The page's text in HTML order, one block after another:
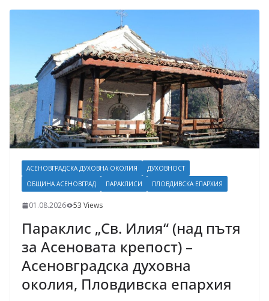
АСЕНОВГРАДСКА ДУХОВНА ОКОЛИЯ
ДУХОВНОСТ
ОБЩИНА АСЕНОВГРАД
ПАРАКЛИСИ ПЛОВДИВСКА ЕПАРХИЯ
01.08.2026 53 Views
Параклис „Св. Илия“ (над пътя
за Асеновата крепост) –
Асеновградска духовна
околия, Пловдивска епархия